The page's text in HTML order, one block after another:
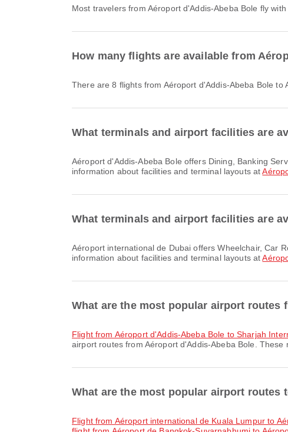
Most travelers from Aéroport d'Addis-Abeba Bole fly with
How many flights are available from
There are 8 flights from Aéroport d'Addis-Abeba Bole to
What terminals and airport facilities are
Aéroport d'Addis-Abeba Bole offers Dining, Banking Service/ATM, Lounge and many other amenities to enhance your travel experience. You can check detailed
information about facilities and terminal layouts at
What terminals and airport facilities are
Aéroport international de Dubai offers Wheelchair, Car Rental, Waiting Area and many other amenities to enhance your travel experience. You can check detailed
information about facilities and terminal layouts at
What are the most popular airport routes
flight from Aéroport d'Addis-Abeba Bole to Sharjah
airport routes from Aéroport d'Addis-Abeba Bole.
What are the most popular airport routes
flight from Aéroport international de Kuala Lumpur to